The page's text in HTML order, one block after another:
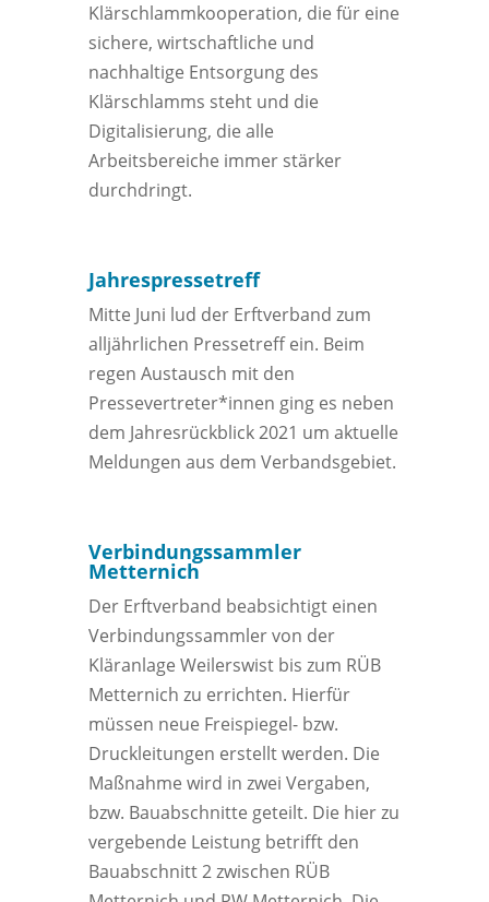
Klärschlammkooperation, die für eine
sichere, wirtschaftliche und
nachhaltige Entsorgung des
Klärschlamms steht und die
Digitalisierung, die alle
Arbeitsbereiche immer stärker
durchdringt.
Jahrespressetreff
Mitte Juni lud der Erftverband zum
alljährlichen Pressetreff ein. Beim
regen Austausch mit den
Pressevertreter*innen ging es neben
dem Jahresrückblick 2021 um aktuelle
Meldungen aus dem Verbandsgebiet.
Verbindungssammler
Metternich
Der Erftverband beabsichtigt einen
Verbindungssammler von der
Kläranlage Weilerswist bis zum RÜB
Metternich zu errichten. Hierfür
müssen neue Freispiegel- bzw.
Druckleitungen erstellt werden. Die
Maßnahme wird in zwei Vergaben,
bzw. Bauabschnitte geteilt. Die hier zu
vergebende Leistung betrifft den
Bauabschnitt 2 zwischen RÜB